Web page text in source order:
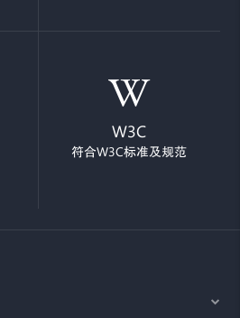
W3C
符合W3C标准及规范